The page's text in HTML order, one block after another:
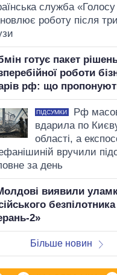
служба
роботу після
готує пакет
роботи
рф: що
ПІДСУМКИ
Рф
вдарила по
області, а
вручили
за день
виявили
безпілотника
2»
Більше новин